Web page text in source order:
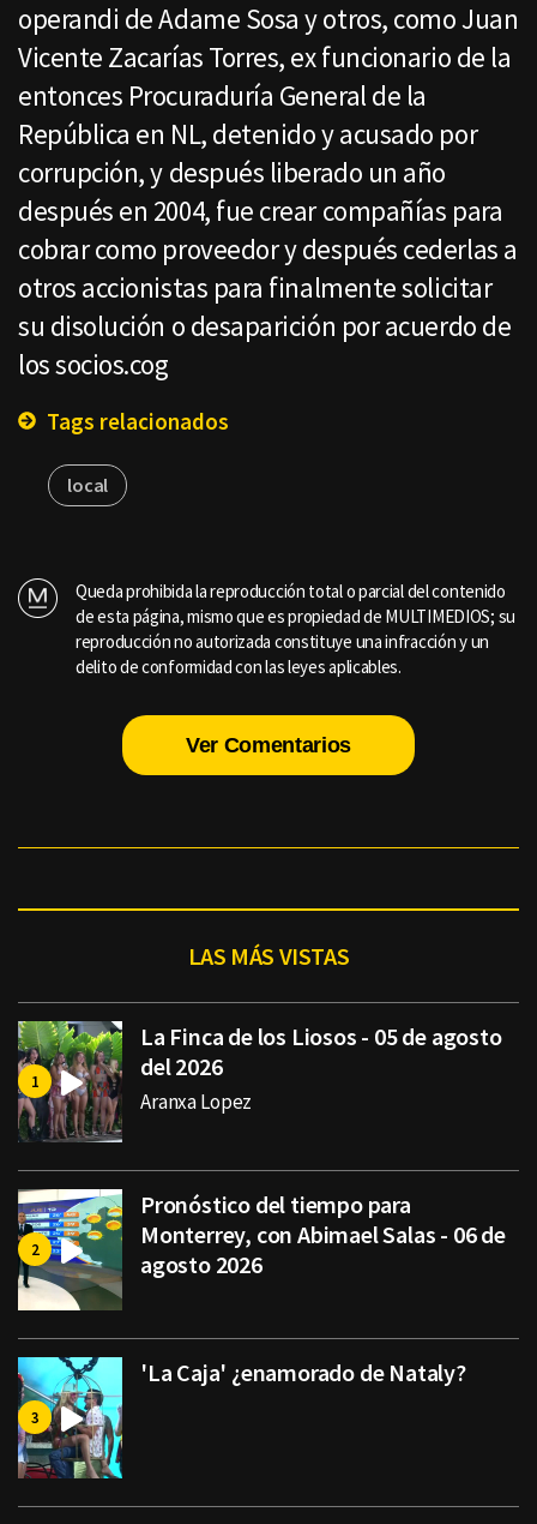
operandi de Adame Sosa y otros, como Juan
Vicente Zacarías Torres, ex funcionario de la
entonces Procuraduría General de la
República en NL, detenido y acusado por
corrupción, y después liberado un año
después en 2004, fue crear compañías para
cobrar como proveedor y después cederlas a
otros accionistas para finalmente solicitar
su disolución o desaparición por acuerdo de
los socios.cog
Tags relacionados
local
Queda prohibida la reproducción total o parcial del contenido
de esta página, mismo que es propiedad de MULTIMEDIOS; su
reproducción no autorizada constituye una infracción y un
delito de conformidad con las leyes aplicables.
Ver Comentarios
LAS MÁS VISTAS
La Finca de los Liosos - 05 de agosto
del 2026
Aranxa Lopez
Pronóstico del tiempo para
Monterrey, con Abimael Salas - 06 de
agosto 2026
'La Caja' ¿enamorado de Nataly?